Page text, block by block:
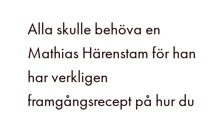
Alla skulle behöva en
Mathias Härenstam för han
har verkligen
framgångsrecept på hur du